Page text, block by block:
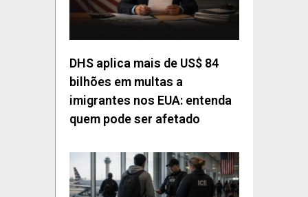
DHS aplica mais de US$ 84
bilhões em multas a
imigrantes nos EUA: entenda
quem pode ser afetado